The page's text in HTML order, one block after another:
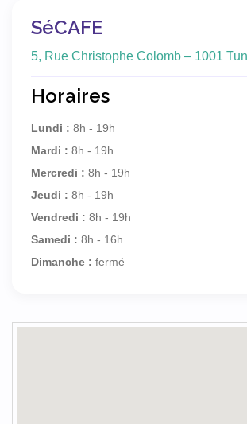
SéCAFE
5, Rue Christophe Colomb – 1001
Horaires
Lundi : 8h - 19h
Mardi : 8h - 19h
Mercredi : 8h - 19h
Jeudi : 8h - 19h
Vendredi : 8h - 19h
Samedi : 8h - 16h
Dimanche : fermé